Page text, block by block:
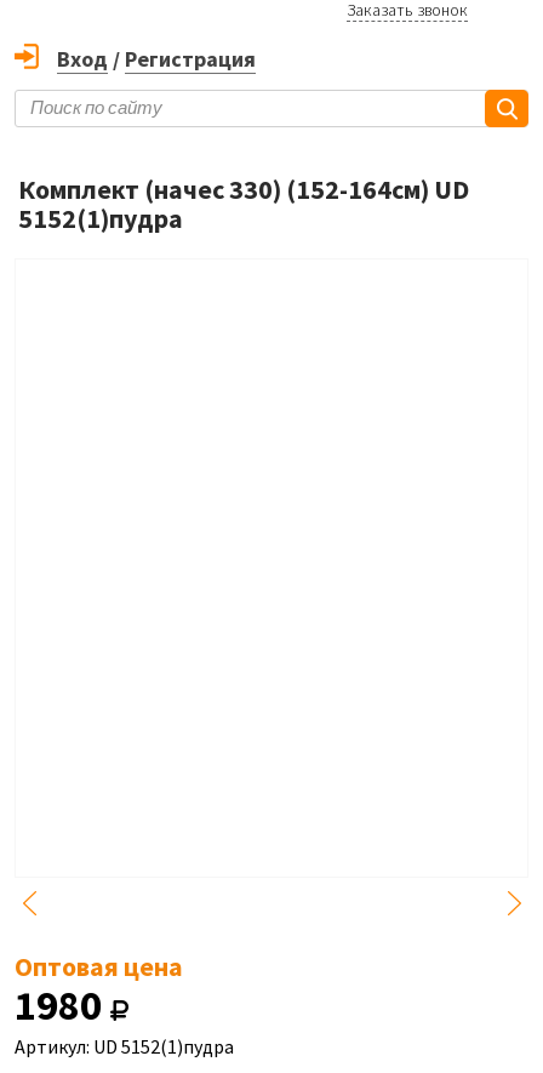
Заказать звонок
Вход / Регистрация
Комплект (начес 330) (152-164см) UD
5152(1)пудра
Оптовая цена
1980
Артикул: UD 5152(1)пудра